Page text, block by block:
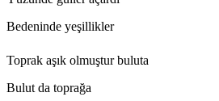
Bedeninde yeşillikler
Toprak aşık olmuştur buluta
Bulut da toprağa